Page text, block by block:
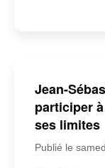
Jean-
participer
ses limites
Publié le